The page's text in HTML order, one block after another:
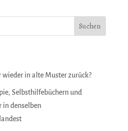
in alte Muster zurück?
Selbsthilfebüchern und
in denselben